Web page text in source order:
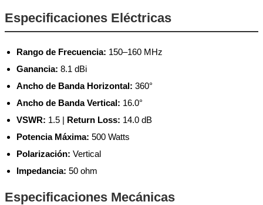
Especificaciones Eléctricas
Rango de Frecuencia: 150–160 MHz
Ganancia: 8.1 dBi
Ancho de Banda Horizontal: 360°
Ancho de Banda Vertical: 16.0°
VSWR: 1.5 | Return Loss: 14.0 dB
Potencia Máxima: 500 Watts
Polarización: Vertical
Impedancia: 50 ohm
Especificaciones Mecánicas